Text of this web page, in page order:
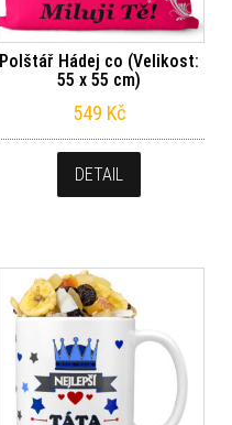
Polštář Hádej co (Velikost:
55 x 55 cm)
549 Kč
DETAIL